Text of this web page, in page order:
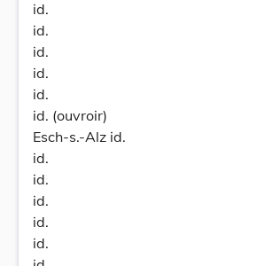
id.
id.
id.
id.
id.
id. (ouvroir)
Esch-s.-Alz id.
id.
id.
id.
id.
id.